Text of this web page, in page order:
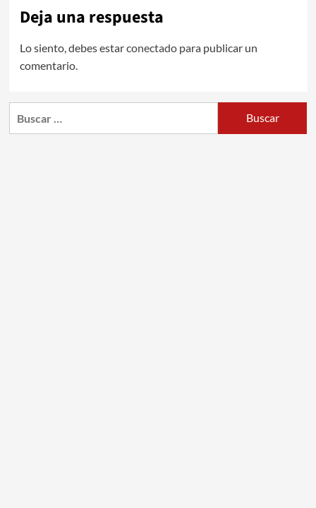
Deja una respuesta
Lo siento, debes estarconectadopara publicar un
comentario.